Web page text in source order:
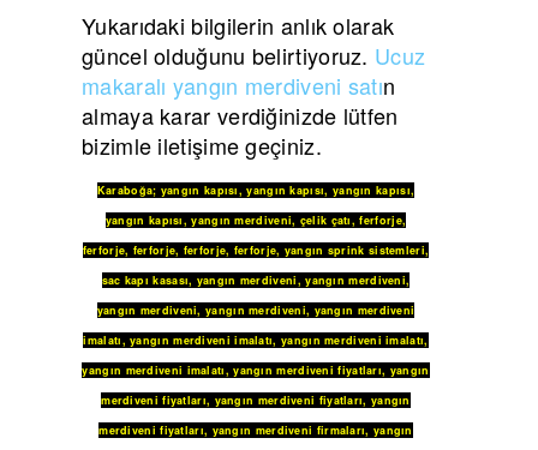
Yukarıdaki bilgilerin anlık olarak
güncel olduğunu belirtiyoruz. Ucuz
makaralı yangın merdiveni satın
almaya karar verdiğinizde lütfen
bizimle iletişime geçiniz.
Karaboğa; yangın kapısı,yangın kapısı, yangın kapısı,
yangın kapısı,yangın merdiveni, çelik çatı,ferforje,
ferforje, ferforje, ferforje, ferforje, yangın sprink sistemleri,
sac kapı kasası, yangın merdiveni,yangın merdiveni,
yangın merdiveni,yangın merdiveni, yangın merdiveni
imalatı,yangın merdiveni imalatı, yangın merdiveni imalatı,
yangın merdiveni imalatı,yangın merdiveni fiyatları, yangın
merdiveni fiyatları, yangın merdiveni fiyatları, yangın
merdiveni fiyatları, yangın merdiveni firmaları, yangın